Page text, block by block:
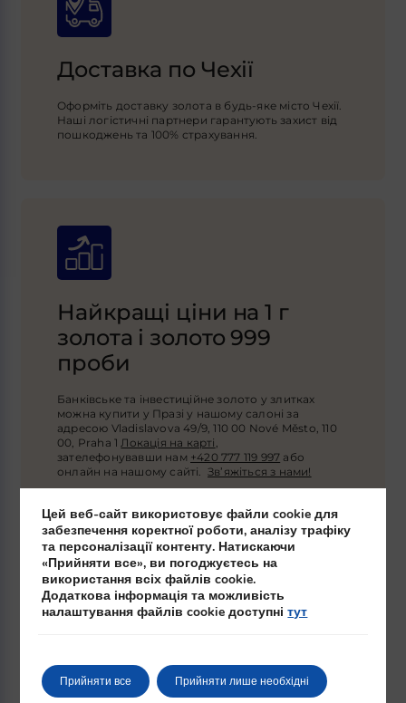
Доставка по Чехії
Оформіть доставку золота в будь-яке місто Чехії.
Наші логістичні партнери гарантують захист від
пошкоджень та 100% страхування.
стандарту
Найкращі ціни на 1 г
золота і золото 999
проби
Банківське та інвестиційне золото у злитках
можна купити у Празі у нашому салоні за
адресою Vladislavova 49/9, 110 00 Nové Město, 110
00, Praha 1Локація на карті ,
зателефонувавши нам +420 777 119 997 або
онлайн на нашому сайті. Зв’яжіться з нами!
Цей веб-сайт використовує файли cookie для
забезпечення коректної роботи, аналізу трафіку
та персоналізації контенту. Натискаючи
«Прийняти все», ви погоджуєтесь на
використання всіх файлів cookie.
Додаткова інформація та можливість
налаштування файлів cookie доступнітут
Прийняти все Прийняти лише необхідні